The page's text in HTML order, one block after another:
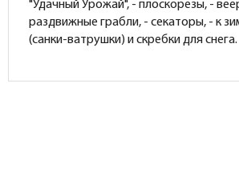
"Удачный Урожай", - плоскорезы, -
раздвижные грабли, - секаторы, - к
(санки-ватрушки) и скребки для снега.